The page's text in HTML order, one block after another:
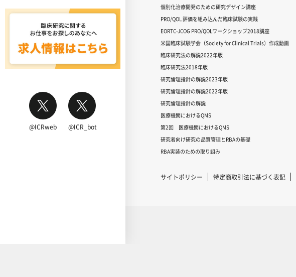
@ICRweb @ICR_bot
個別化治療開発のための研究デザイン講座
PRO/QOL 評価を組み込んだ臨床試験の実践
EORTC-JCOG PRO/QOLワークショップ2018講座
米国臨床試験学会（Society for Clinical Trials）作成動画
臨床研究法の解説2022年版
臨床研究法2018年版
研究倫理指針の解説2023年版
研究倫理指針の解説2022年版
研究倫理指針の解説
医療機関におけるQMS
第2回 医療機関におけるQMS
研究者向け研究の品質管理とRBAの基礎
RBA実装のための取り組み
サイトポリシー 特定商取引法に基づく表記